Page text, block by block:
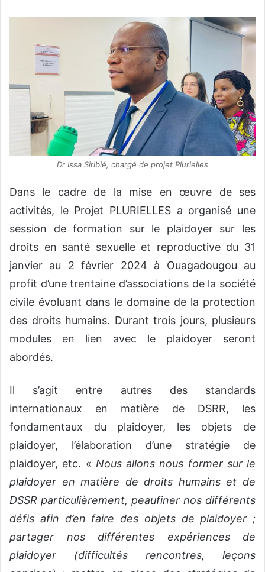
Dr Issa Siribié, chargé de projet Plurielles
Dans le cadre de la mise en œuvre de ses
activités, le Projet PLURIELLES a organisé une
session de formation sur le plaidoyer sur les
droits en santé sexuelle et reproductive du 31
janvier au 2 février 2024 à Ouagadougou au
profit d’une trentaine d’associations de la société
civile évoluant dans le domaine de la protection
des droits humains. Durant trois jours, plusieurs
modules en lien avec le plaidoyer seront
abordés.
Il s’agit entre autres des standards
internationaux en matière de DSRR, les
fondamentaux du plaidoyer, les objets de
plaidoyer, l’élaboration d’une stratégie de
plaidoyer, etc. « Nous allons nous former sur le
plaidoyer en matière de droits humains et de
DSSR particulièrement, peaufiner nos différents
défis afin d’en faire des objets de plaidoyer ;
partager nos différentes expériences de
plaidoyer (difficultés rencontres, leçons